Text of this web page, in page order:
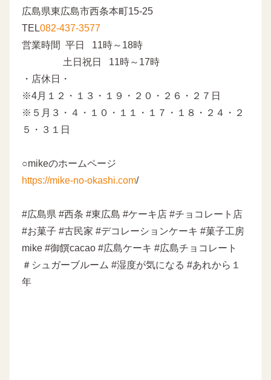
広島県東広島市西条本町15-25
TEL082-437-3577
営業時間 平日 11時～18時
土日祝日 11時～17時
・店休日・
※4月１２・１３・１９・２０・２６・２７日
※５月３・４・１０・１１・１７・１８・２４・２
５・３１日
○mikeのホームページ
https://mike-no-okashi.com/
#広島県 #西条 #東広島 #ケーキ店 #チョコレート店
#お菓子 #古民家 #デコレーションケーキ #菓子工房
mike #御饌cacao #広島ケーキ #広島チョコレート
＃シュガーブルーム #湿度が気になる #あれから１
年